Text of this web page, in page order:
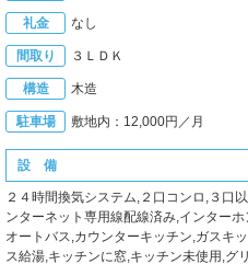
礼金 なし
間取り ３ＬＤＫ
構造 木造
駐車場 敷地内：12,000円／月
設 備
２４時間換気システム,２口コンロ,３口
ンターネット専用線配線済み,インター
オートバス,カウンターキッチン,ガスキ
ス給湯,キッチンに窓,キッチン未使用,グ